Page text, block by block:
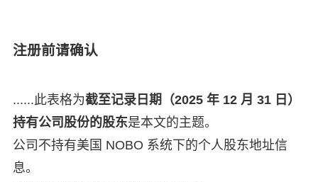
注册前请确认
......此表格为截至记录日期（2025 年 12 月 31 日）
持有公司股份的股东是本文的主题。
公司不持有美国 NOBO 系统下的个人股东地址信
息。